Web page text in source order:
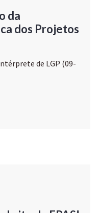
da
dos Projetos
de LGP (09-